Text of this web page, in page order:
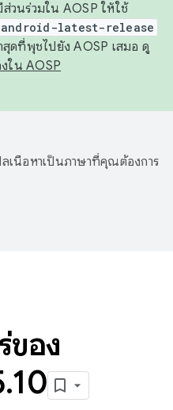
วนร่วมใน AOSP ให้ใช้
android-latest-release
ดที่พุชไปยัง AOSP เสมอ ดู
ใน AOSP
เนื้อหาเป็นภาษาที่คุณต้องการ
อง
.10